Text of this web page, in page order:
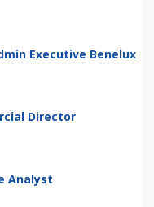
Executive Benelux
Director
Analyst